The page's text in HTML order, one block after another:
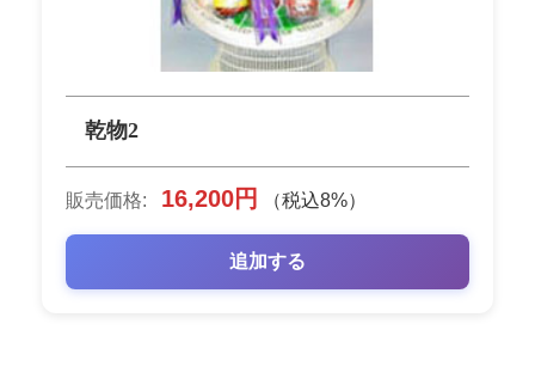
乾物2
販売価格: 16,200円 （税込8%）
追加する